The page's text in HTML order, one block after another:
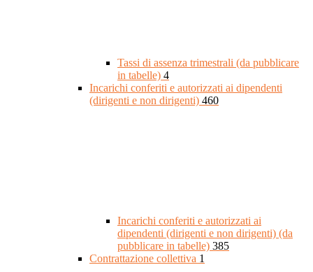
Tassi di assenza trimestrali (da pubblicare
in tabelle) 4
Incarichi conferiti e autorizzati ai dipendenti
(dirigenti e non dirigenti) 460
Incarichi conferiti e autorizzati ai
dipendenti (dirigenti e non dirigenti) (da
pubblicare in tabelle) 385
Contrattazione collettiva 1